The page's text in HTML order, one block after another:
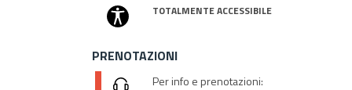
TOTALMENTE ACCESSIBILE
PRENOTAZIONI
Per info e prenotazioni: